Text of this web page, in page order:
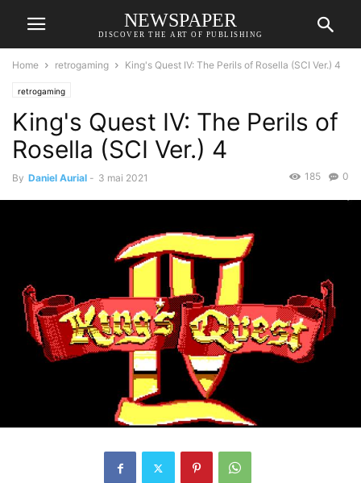
NEWSPAPER
DISCOVER THE ART OF PUBLISHING
Home retrogaming King's Quest IV: The Perils of Rosella (SCI Ver.) 4
retrogaming
King's Quest IV: The Perils of
Rosella (SCI Ver.) 4
By Daniel Aurial - 3 mai 2021 0
185